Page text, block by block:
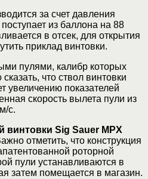
за счет давления
из баллона на 88
в отсек, для открытия
приклад винтовки.
пулями, калибр которых
что ствол винтовки
увеличению показателей
скорость вылета пули из
с.
винтовки Sig Sauer MPX
отметить, что конструкция
роторной
пули устанавливаются в
затем помещается в магазин.